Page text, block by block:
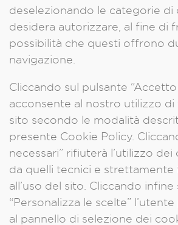
deselezionando le categorie di
desidera autorizzare, al fine di
possibilità che questi offrono
navigazione.
Cliccando sul pulsante
acconsente al nostro utilizzo
sito secondo le modalità
presente Cookie Policy.
necessari” rifiuterà l’utilizzo dei
da quelli tecnici e strettamente
all’uso del sito. Cliccando infine
“Personalizza le scelte”
al pannello di selezione dei